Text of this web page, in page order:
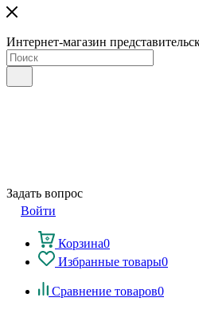
Интернет-магазин
Задать вопрос
Войти
Корзина0
Избранные товары0
Сравнение товаров0